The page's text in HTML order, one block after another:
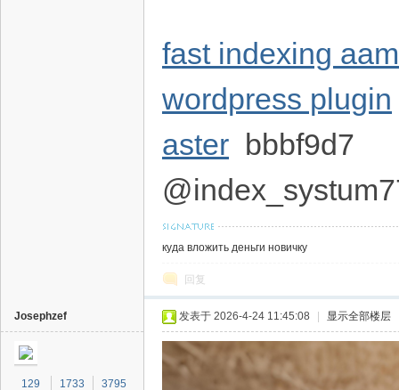
fast indexing
wordpress plugin
aster bbbf9d7
куда вложить деньги новичку
回复
Josephzef
129
1733
3795
发表于 2026-4-24 11:45:08 显示全部楼层